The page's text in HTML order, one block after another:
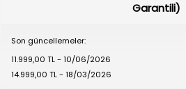
Garantili)
Son güncellemeler:
11.999,00 TL - 10/06/2026
14.999,00 TL - 18/03/2026